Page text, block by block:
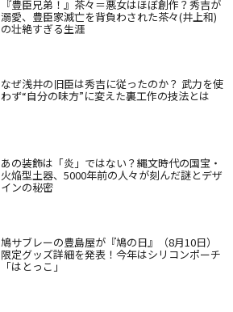
『豊臣兄弟！』茶々＝悪女はほぼ創作？秀吉が
溺愛、豊臣家滅亡を背負わされた茶々(井上和)
の壮絶すぎる生涯
なぜ浅井の旧臣は秀吉に従ったのか？ 武力を使
わず“自分の味方”に変えた裏工作の技法とは
あの装飾は「炎」ではない？縄文時代の国宝・
火焔型土器、5000年前の人々が刻んだ謎とデザ
インの秘密
鳩サブレーの豊島屋が『鳩の日』（8月10日）
限定グッズ詳細を発表！今年はシリコンポーチ
「はとっこ」